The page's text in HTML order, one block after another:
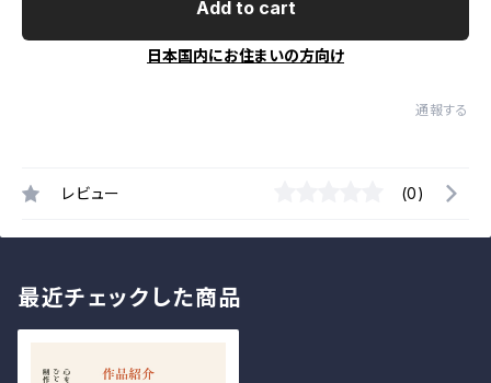
Add to cart
日本国内にお住まいの方向け
通報する
レビュー (0)
最近チェックした商品